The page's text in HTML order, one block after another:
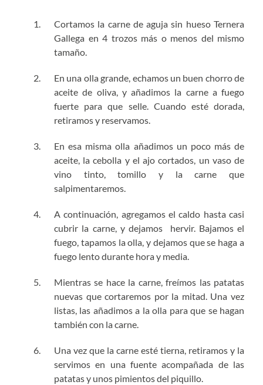
Cortamos la carne de aguja sin hueso Ternera
Gallega en 4 trozos más o menos del mismo
tamaño.
En una olla grande, echamos un buen chorro de
aceite de oliva, y añadimos la carne a fuego
fuerte para que selle. Cuando esté dorada,
retiramos y reservamos.
En esa misma olla añadimos un poco más de
aceite, la cebolla y el ajo cortados, un vaso de
vino tinto, tomillo y la carne que
salpimentaremos.
A continuación, agregamos el caldo hasta casi
cubrir la carne, y dejamos hervir. Bajamos el
fuego, tapamos la olla, y dejamos que se haga a
fuego lento durante hora y media.
Mientras se hace la carne, freímos las patatas
nuevas que cortaremos por la mitad. Una vez
listas, las añadimos a la olla para que se hagan
también con la carne.
Una vez que la carne esté tierna, retiramos y la
servimos en una fuente acompañada de las
patatas y unos pimientos del piquillo.